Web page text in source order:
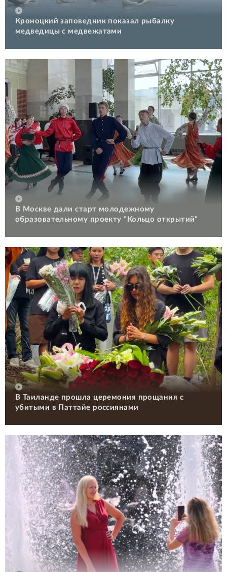
Кроноцкий заповедник показал рыбалку
медведицы с медвежатами
В Москве дали старт молодежному
образовательному проекту "Кольцо открытий"
В Таиланде прошла церемония прощания с
убитыми в Паттайе россиянами